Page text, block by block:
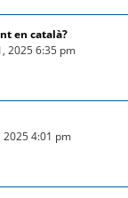
en català?
2025 6:35 pm
2025 4:01 pm